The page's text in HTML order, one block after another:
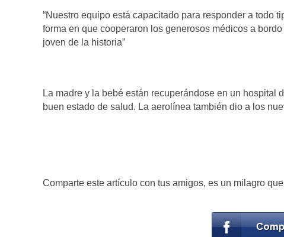
“Nuestro equipo está capacitado para responder a todo
forma en que cooperaron los generosos médicos a
joven de la historia”
La madre y la bebé están recuperándose en un hospital
buen estado de salud. La aerolínea también dio a los
Comparte este artículo con tus amigos, es un milagro